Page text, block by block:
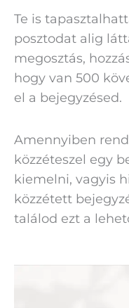
Te is
posztodat alig
megosztás,
hogy van 500
el a bejegyzésed.
Amennyiben
közzéteszel egy
kiemelni, vagyis
közzétett
találod ezt a